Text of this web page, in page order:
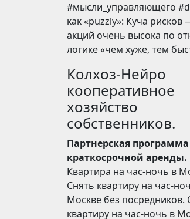
​​#мысли_управляющего
как «puzzly»: Куча
акций очень высока по
логике «чем хуже, тем
Колхоз-Нейро
кооперативное
хозяйство
собственников.
Партнерская программа
краткосрочной аренды.
Квартира на час-ночь в
Снять квартиру на час-
Москве без посредников.
квартиру на час-ночь в